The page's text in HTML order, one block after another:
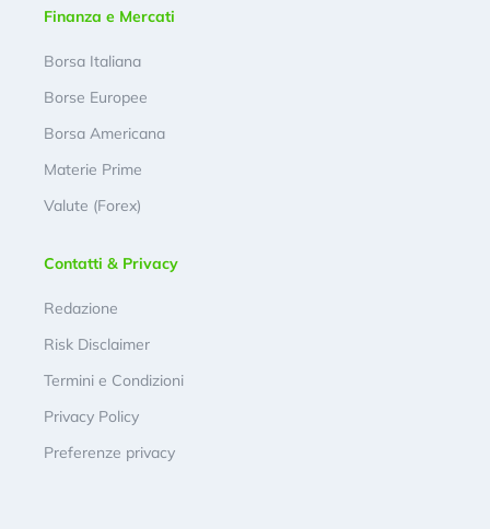
Finanza e Mercati
Borsa Italiana
Borse Europee
Borsa Americana
Materie Prime
Valute (Forex)
Contatti & Privacy
Redazione
Risk Disclaimer
Termini e Condizioni
Privacy Policy
Preferenze privacy